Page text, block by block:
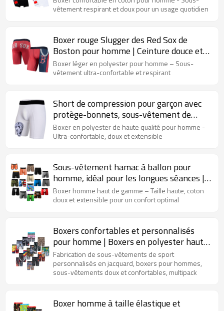
homme
vêtement respirant et doux pour un usage quotidien
Boxer rouge Slugger des Red Sox de
Boston pour homme | Ceinture douce et
moelleuse sans étiquette | Sous-
vêtement imprimé pour homme
Boxer léger en polyester pour homme – Sous-
vêtement ultra-confortable et respirant
Short de compression pour garçon avec
protège-bonnets, sous-vêtement de
sport coulissant | Poche intégrée | Boxer
d'entraînement pour homme
Boxer en polyester de haute qualité pour homme -
Ultra-confortable, doux et extensible
Sous-vêtement hamac à ballon pour
homme, idéal pour les longues séances |
Tissu respirant et évacuant l'humidité |
Boxer pour homme
Boxer homme haut de gamme – Taille haute, coton
doux et extensible pour un confort optimal
Boxers confortables et personnalisés
pour homme | Boxers en polyester haute
performance | Technologie anti-humidité
Fabrication de sous-vêtements de sport
personnalisés en jacquard, boxers pour hommes,
sous-vêtements doux et confortables, multipack
Boxer homme à taille élastique et